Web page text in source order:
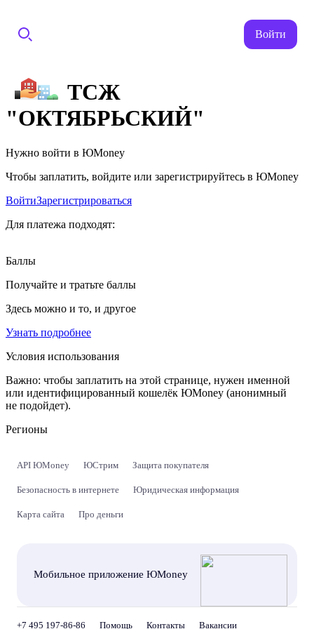
Войти
ТСЖ
"ОКТЯБРЬСКИЙ"
Нужно войти в ЮMoney
Чтобы заплатить, войдите или зарегистрируйтесь в ЮMoney
ВойтиЗарегистрироваться
Для платежа подходят:
Баллы
Получайте и тратьте баллы
Здесь можно и то, и другое
Узнать подробнее
Условия использования
Важно: чтобы заплатить на этой странице, нужен именной
или идентифицированный кошелёк ЮMoney (анонимный
не подойдет).
Регионы
API ЮMoney ЮСтрим Защита покупателя
Безопасность в интернете Юридическая информация
Карта сайта Про деньги
Мобильное приложение ЮMoney
+7 495 197-86-86 Помощь Контакты Вакансии